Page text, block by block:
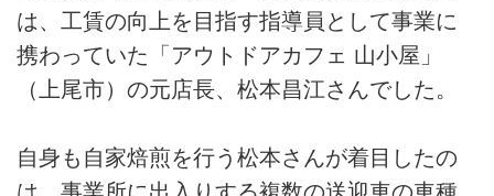
は、工賃の向上を目指す指導員として事業に
携わっていた「アウトドアカフェ 山小屋」
（上尾市）の元店長、松本昌江さんでした。
自身も自家焙煎を行う松本さんが着目したの